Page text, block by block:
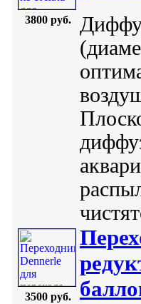
3800 руб.
3500 руб.